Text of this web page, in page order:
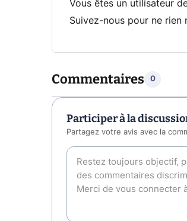
Vous êtes un utilisateur
Suivez-nous pour ne rien
Commentaires 0
Participer à la
Partagez votre avis avec la